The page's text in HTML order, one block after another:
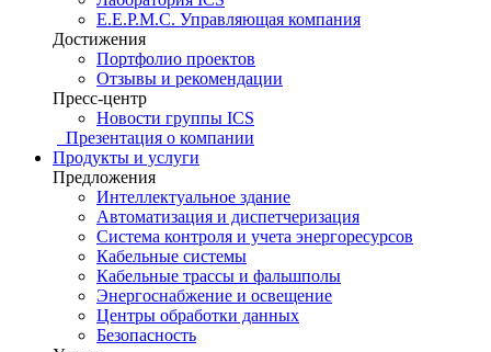
E.E.P.M.C. Управляющая компания
Достижения
Портфолио проектов
Отзывы и рекомендации
Пресс-центр
Новости группы ICS
Презентация о компании
Продукты и услуги
Предложения
Интеллектуальное здание
Автоматизация и диспетчеризация
Система контроля и учета энергоресурсов
Кабельные системы
Кабельные трассы и фальшполы
Энергоснабжение и освещение
Центры обработки данных
Безопасность